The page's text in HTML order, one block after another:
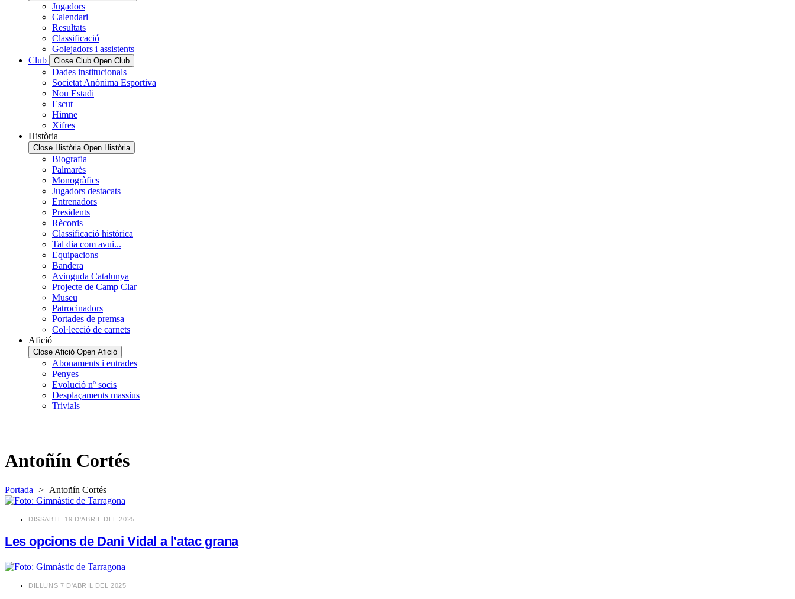
Jugadors
Calendari
Resultats
Classificació
Golejadors i assistents
Club
Close Club Open Club
Dades institucionals
Societat Anònima Esportiva
Nou Estadi
Escut
Himne
Xifres
Història
Close Història Open Història
Biografia
Palmarès
Monogràfics
Jugadors destacats
Entrenadors
Presidents
Rècords
Classificació històrica
Tal dia com avui...
Equipacions
Bandera
Avinguda Catalunya
Projecte de Camp Clar
Museu
Patrocinadors
Portades de premsa
Col·lecció de carnets
Afició
Close Afició Open Afició
Abonaments i entrades
Penyes
Evolució nº socis
Desplaçaments massius
Trivials
Antoñín Cortés
Portada > Antoñín Cortés
​DISSABTE 19 D'ABRIL DEL 2025
Les opcions de Dani Vidal a l’atac grana
​DILLUNS 7 D'ABRIL DEL 2025